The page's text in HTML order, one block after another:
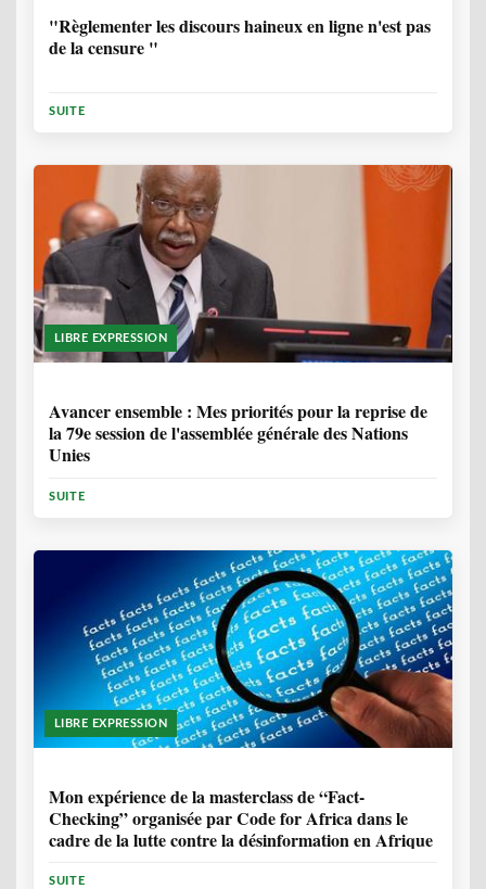
"Règlementer les discours haineux en ligne n'est pas
de la censure "
SUITE
LIBRE EXPRESSION
Avancer ensemble : Mes priorités pour la reprise de
la 79e session de l'assemblée générale des Nations
Unies
SUITE
LIBRE EXPRESSION
Mon expérience de la masterclass de “Fact-
Checking” organisée par Code for Africa dans le
cadre de la lutte contre la désinformation en Afrique
SUITE